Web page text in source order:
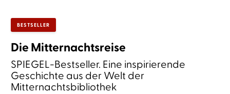
BESTSELLER
Die Mitternachtsreise
SPIEGEL-Bestseller. Eine inspirierende
Geschichte aus der Welt der
Mitternachtsbibliothek